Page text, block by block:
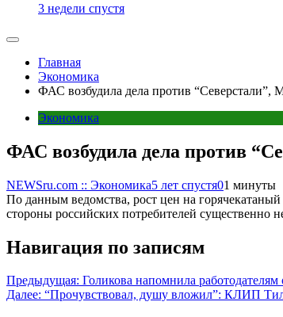
3 недели спустя
Главная
Экономика
ФАС возбудила дела против
Экономика
ФАС возбудила дела против
NEWSru.com :: Экономика5 лет спустя01 минуты
По данным ведомства, рост цен на
стороны российских потребителей существенно
Навигация по записям
Предыдущая: Голикова напомнила
Далее: “Прочувствовал, душу вложил”: КЛИП